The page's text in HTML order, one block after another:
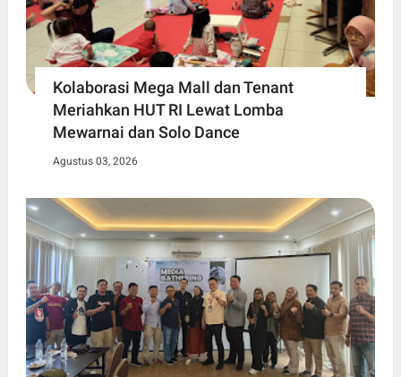
Kolaborasi Mega Mall dan Tenant
Meriahkan HUT RI Lewat Lomba
Mewarnai dan Solo Dance
Agustus 03, 2026